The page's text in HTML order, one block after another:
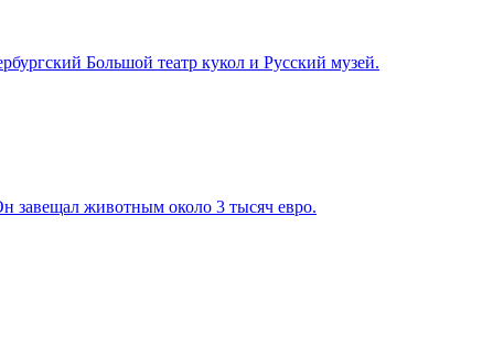
Большой театр кукол и Русский музей.
завещал животным около 3 тысяч евро.